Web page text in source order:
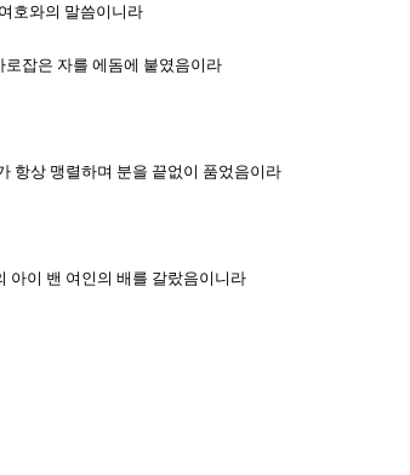
호와의 말씀이니라
잡은 자를 에돔에 붙였음이라
항상 맹렬하며 분을 끝없이 품었음이라
아이 밴 여인의 배를 갈랐음이니라